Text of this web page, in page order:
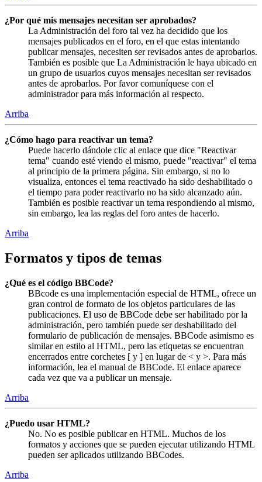
¿Por qué mis mensajes necesitan ser aprobados?
La Administración del foro tal vez ha decidido que los
mensajes publicados en el foro, en el que estas intentando
publicar mensajes, necesiten ser revisados antes de aprobarlos.
También es posible que La Administración le haya ubicado en
un grupo de usuarios cuyos mensajes necesitan ser revisados
antes de aprobarlos. Por favor comuníquese con el
administrador para más información al respecto.
Arriba
¿Cómo hago para reactivar un tema?
Puede hacerlo dándole clic al enlace que dice "Reactivar
tema" cuando esté viendo el mismo, puede "reactivar" el tema
al principio de la primera página. Sin embargo, si no lo
visualiza, entonces el tema reactivado ha sido deshabilitado o
el tiempo para poder reactivarlo no ha sido alcanzado aún.
También es posible reactivar un tema respondiendo al mismo,
sin embargo, lea las reglas del foro antes de hacerlo.
Arriba
Formatos y tipos de temas
¿Qué es el código BBCode?
BBcode es una implementación especial de HTML, ofrece un
gran control de formato de los objetos particulares de las
publicaciones. El uso de BBCode debe ser habilitado por la
administración, pero también puede ser deshabilitado del
formulario de publicación de mensajes. BBCode asimismo es
similar en estilo al HTML, pero las etiquetas se encuentran
encerrados entre corchetes [ y ] en lugar de < y >. Para más
información, lea el manual de BBCode. El enlace aparece
cada vez que va a publicar un mensaje.
Arriba
¿Puedo usar HTML?
No. No es posible publicar en HTML. Muchos de los
formatos y acciones que se pueden ejecutar utilizando HTML
pueden ser aplicados utilizando BBCodes.
Arriba